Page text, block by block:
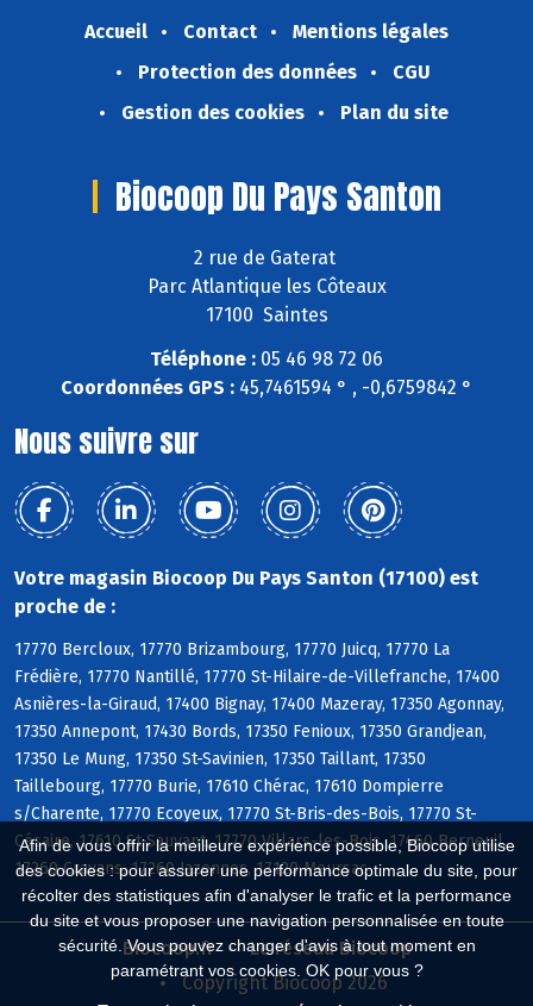
Afin de vous offrir la meilleure expérience possible, Biocoop utilise
des cookies : pour assurer une performance optimale du site, pour
récolter des statistiques afin d'analyser le trafic et la performance
du site et vous proposer une navigation personnalisée en toute
sécurité. Vous pouvez changer d'avis à tout moment en
paramétrant vos cookies. OK pour vous ?
Accueil Contact
Mentions légales
Protection des données
CGU
Gestion des cookies
Plan du site
Biocoop Du Pays Santon
2 rue de Gaterat
Parc Atlantique les Côteaux
17100 Saintes
Téléphone : 05 46 98 72 06
Coordonnées GPS : 45,7461594 ° , -0,6759842 °
Nous suivre sur
Votre magasin Biocoop Du Pays Santon (17100) est
proche de :
17770 Bercloux, 17770 Brizambourg, 17770 Juicq, 17770 La
Frédière, 17770 Nantillé, 17770 St-Hilaire-de-Villefranche, 17400
Asnières-la-Giraud, 17400 Bignay, 17400 Mazeray, 17350 Agonnay,
17350 Annepont, 17430 Bords, 17350 Fenioux, 17350 Grandjean,
17350 Le Mung, 17350 St-Savinien, 17350 Taillant, 17350
Taillebourg, 17770 Burie, 17610 Chérac, 17610 Dompierre
s/Charente, 17770 Ecoyeux, 17770 St-Bris-des-Bois, 17770 St-
Césaire, 17610 St-Sauvant, 17770 Villars-les-Bois, 17460 Berneuil,
17260 Cravans, 17260 Jazennes, 17120 Meursac
Biocoop.fr
Le réseau Biocoop
Copyright Biocoop 2026